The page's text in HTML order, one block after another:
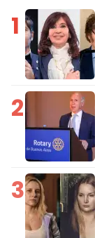
1
2
3